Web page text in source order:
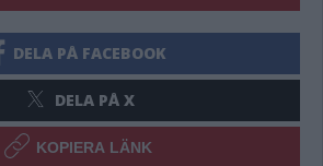
DELA PÅ FACEBOOK
DELA PÅ X
KOPIERA LÄNK